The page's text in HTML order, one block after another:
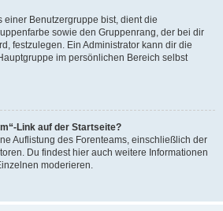
einer Benutzergruppe bist, dient die
sowie den Gruppenrang, der bei dir
festzulegen. Ein Administrator kann dir die
im persönlichen Bereich selbst
Link auf der Startseite?
Auflistung des Forenteams, einschließlich der
Du findest hier auch weitere Informationen
moderieren.